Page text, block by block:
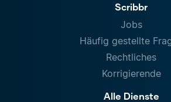
Scribbr
Jobs
Häufig gestellte
Rechtliches
Korrigierende
Alle Dienste